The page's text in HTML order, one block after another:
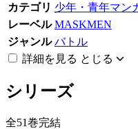
カテゴリ 少年・青年マン
レーベル MASKMEN
ジャンル バトル
詳細を見る とじる
シリーズ
全51巻完結